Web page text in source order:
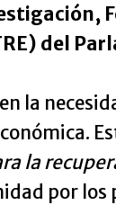
del
la
la
por los